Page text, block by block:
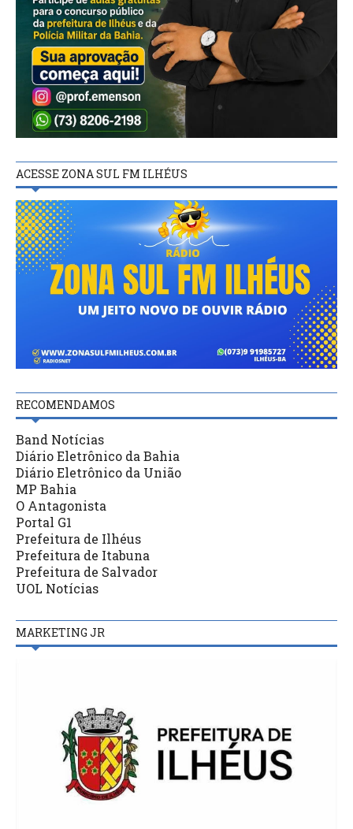
ACESSE ZONA SUL FM ILHÉUS
RECOMENDAMOS
Band Notícias
Diário Eletrônico da Bahia
Diário Eletrônico da União
MP Bahia
O Antagonista
Portal G1
Prefeitura de Ilhéus
Prefeitura de Itabuna
Prefeitura de Salvador
UOL Notícias
MARKETING JR